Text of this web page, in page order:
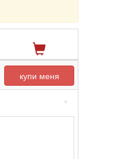
купи меня
×